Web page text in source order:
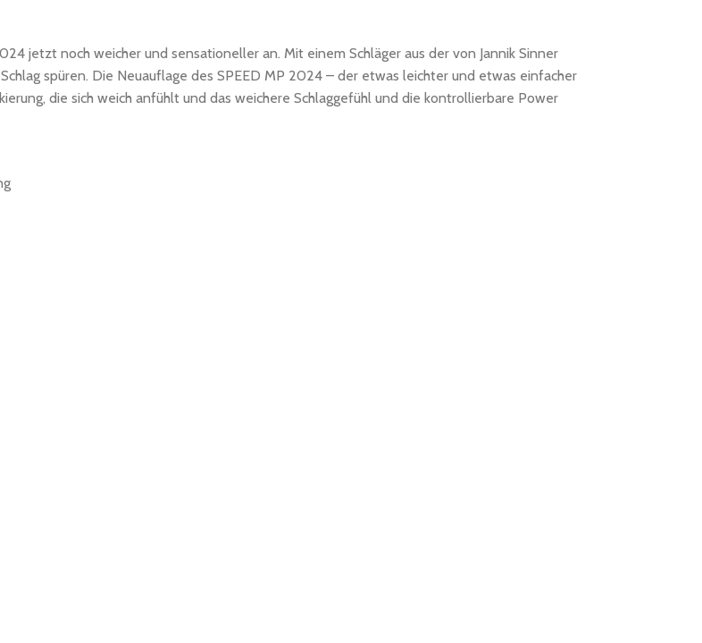
jetzt noch weicher und sensationeller an. Mit einem Schläger aus der von Jannik Sinner
spüren. Die Neuauflage des SPEED MP 2024 – der etwas leichter und etwas einfacher
die sich weich anfühlt und das weichere Schlaggefühl und die kontrollierbare Power